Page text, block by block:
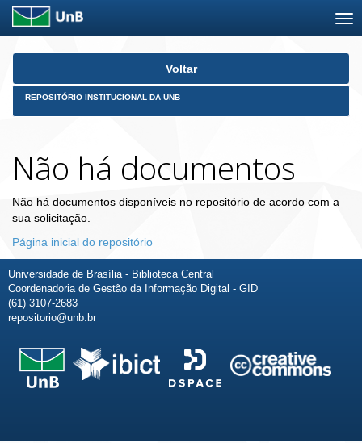
Skip
Voltar
REPOSITÓRIO INSTITUCIONAL DA UNB
Não há documentos
Não há documentos disponíveis no repositório de acordo com a
sua solicitação.
Página inicial do repositório
Universidade de Brasília - Biblioteca Central
Coordenadoria de Gestão da Informação Digital - GID
(61) 3107-2683
repositorio@unb.br